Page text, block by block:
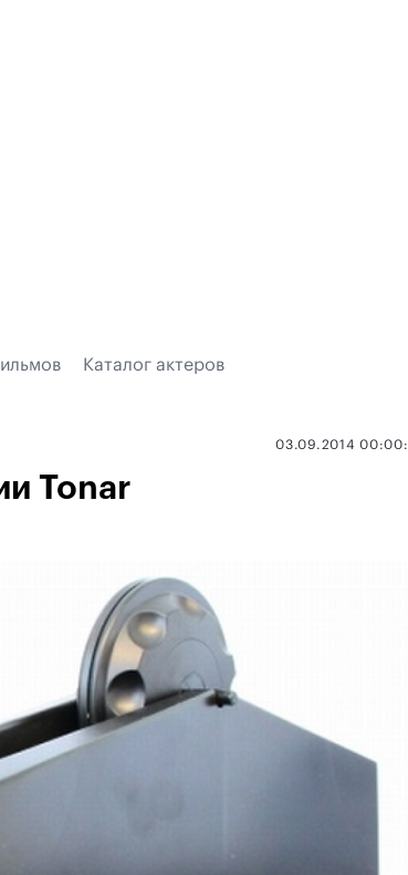
Каталог актеров
03.09.2014
Tonar